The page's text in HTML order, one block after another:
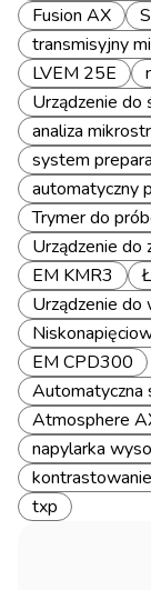
Fusion AX
transmisyjny
LVEM 25E
Urządzenie do
analiza
system
automatyczny
Trymer do
Urządzenie do
EM KMR3
Urządzenie do
EM CPD300
Automatyczna
Atmosphere
napylarka
kontrastowanie
txp